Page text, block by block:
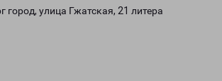
город, улица Гжатская, 21 литера